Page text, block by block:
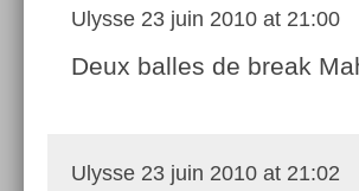
Ulysse 23 juin 2010 at 21:00
Deux balles de break
Ulysse 23 juin 2010 at 21:02